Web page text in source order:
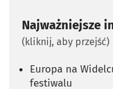
Najważniejsze
(kliknij, aby przejść)
Europa na
festiwalu